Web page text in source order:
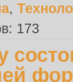
,
173